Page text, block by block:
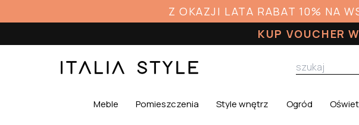
Z OKAZJI LATA RABAT 10% NA
KUP VOUCHER
Meble Pomieszczenia Style wnętrz Ogród